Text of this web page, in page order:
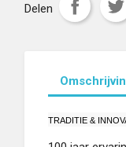
Delen
TRADITIE &